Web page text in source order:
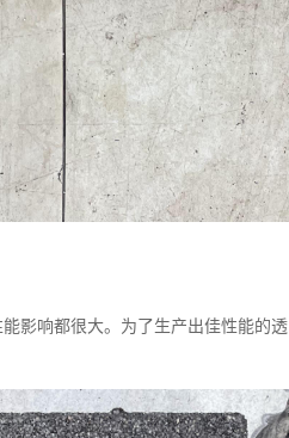
影响都很大。为了生产出佳性能的透